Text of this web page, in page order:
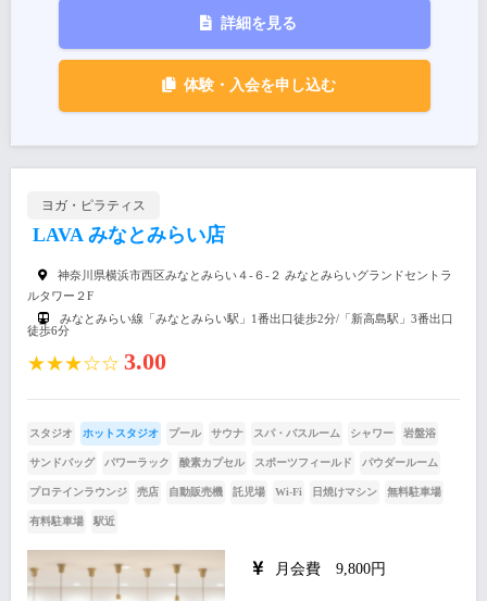
詳細を見る
体験・入会を申し込む
ヨガ・ピラティス
LAVA みなとみらい店
神奈川県横浜市西区みなとみらい４‐６‐２ みなとみらいグランドセントラ
ルタワー２F
みなとみらい線「みなとみらい駅」1番出口徒歩2分/「新高島駅」3番出口
徒歩6分
★★★☆☆ 3.00
スタジオ ホットスタジオ プール サウナ スパ・バスルーム シャワー 岩盤浴
サンドバッグ パワーラック 酸素カプセル スポーツフィールド パウダールーム
プロテインラウンジ 売店 自動販売機 託児場 Wi-Fi 日焼けマシン 無料駐車場
有料駐車場 駅近
月会費 9,800円